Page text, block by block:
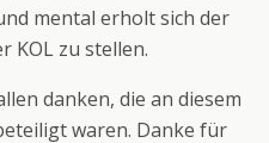
mental erholt sich der
KOL zu stellen.
danken, die an diesem
waren. Danke für